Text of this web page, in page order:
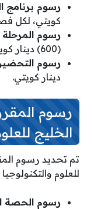
رسوم برنامج
كويتي، لكل
رسوم المرحلة
(600) دينار كويتي.
رسوم التحضير
دينار كويتي.
رسوم
الخليج
تم تحديد رسوم
للعلوم
رسوم الحصة